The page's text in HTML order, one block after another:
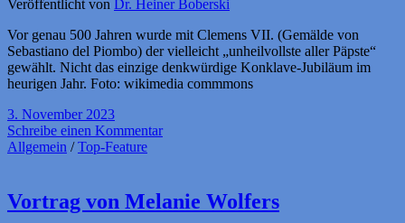
Veröffentlicht von Dr. Heiner Boberski
Vor genau 500 Jahren wurde mit Clemens VII. (Gemälde von
Sebastiano del Piombo) der vielleicht „unheilvollste aller Päpste“
gewählt. Nicht das einzige denkwürdige Konklave-Jubiläum im
heurigen Jahr. Foto: wikimedia commmons
3. November 2023
Schreibe einen Kommentar
Allgemein /Top-Feature
Vortrag von Melanie Wolfers